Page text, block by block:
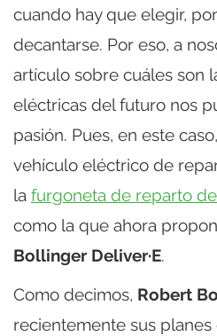
cuando hay que elegir,
decantarse. Por eso, a
artículo sobre cuáles son
eléctricas del futuro nos
pasión. Pues, en este
vehículo eléctrico de
la furgoneta de reparto
como la que ahora
Bollinger Deliver·E.
Como decimos, Robert
recientemente sus